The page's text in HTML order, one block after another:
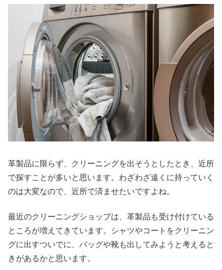
革製品に限らず、クリーニングを出そうとしたとき、近所
で探すことが多いと思います。わざわざ遠くに持っていく
のは大変なので、近所で済ませたいですよね。
最近のクリーニングショップは、革製品も受け付けている
ところが増えてきています。シャツやコートをクリーニン
グに出すついでに、バッグや靴も出してみようと考えると
きがあるかと思います。